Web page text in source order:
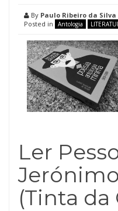
By Paulo Ribeiro da Silva
Posted in
Antologia
Ler
(Tinta da